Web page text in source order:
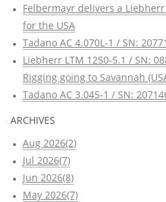
Felbermayr delivers a Liebherr
for the USA
Tadano AC 4.070L-1 / SN:
Liebherr LTM 1250-5.1 / SN:
Rigging going to Savannah
Tadano AC 3.045-1 / SN:
ARCHIVES
Aug 2026(2)
Jul 2026(7)
Jun 2026(8)
May 2026(7)